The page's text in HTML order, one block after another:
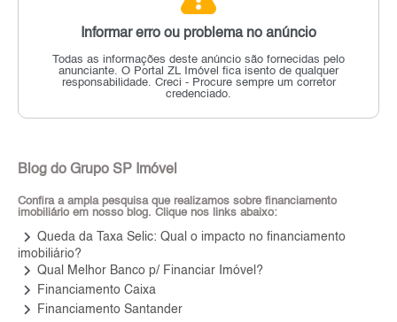
Informar erro ou problema no anúncio
Todas as informações deste anúncio são fornecidas pelo
anunciante. O Portal ZL Imóvel fica isento de qualquer
responsabilidade. Creci - Procure sempre um corretor
credenciado.
Blog do Grupo SP Imóvel
Confira a ampla pesquisa que realizamos sobre financiamento
imobiliário em nosso blog. Clique nos links abaixo:
keyboard_arrow_right Queda da Taxa Selic: Qual o impacto no financiamento
imobiliário?
keyboard_arrow_right Qual Melhor Banco p/ Financiar Imóvel?
keyboard_arrow_right Financiamento Caixa
keyboard_arrow_right Financiamento Santander